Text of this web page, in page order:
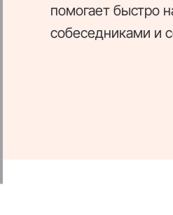
помогает быстро
собеседниками и